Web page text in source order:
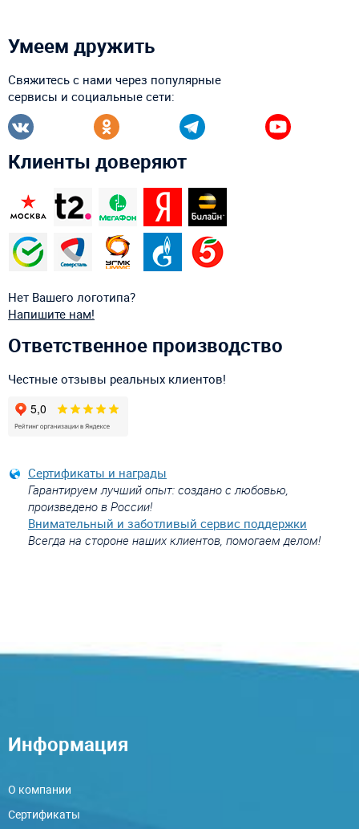
Умеем дружить
Свяжитесь с нами через популярные
сервисы и социальные сети:
Клиенты доверяют
Нет Вашего логотипа?
Напишите нам!
Ответственное производство
Честные отзывы реальных клиентов!
Сертификаты и награды
Гарантируем лучший опыт: создано с любовью,
произведено в России!
Внимательный и заботливый сервис поддержки
Всегда на стороне наших клиентов, помогаем делом!
Информация
О компании
Сертификаты